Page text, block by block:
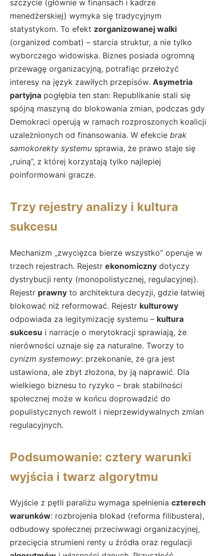
szczycie (głównie w finansach i kadrze
menedżerskiej) wymyka się tradycyjnym
statystykom. To efekt zorganizowanej walki
(organized combat) – starcia struktur, a nie tylko
wyborczego widowiska. Biznes posiada ogromną
przewagę organizacyjną, potrafiąc przełożyć
interesy na język zawiłych przepisów. Asymetria
partyjna pogłębia ten stan: Republikanie stali się
spójną maszyną do blokowania zmian, podczas gdy
Demokraci operują w ramach rozproszonych koalicji
uzależnionych od finansowania. W efekcie brak
samokorekty systemu sprawia, że prawo staje się
„ruiną”, z której korzystają tylko najlepiej
poinformowani gracze.
Trzy rejestry analizy i kultura
sukcesu
Mechanizm „zwycięzca bierze wszystko” operuje w
trzech rejestrach. Rejestr ekonomiczny dotyczy
dystrybucji renty (monopolistycznej, regulacyjnej).
Rejestr prawny to architektura decyzji, gdzie łatwiej
blokować niż reformować. Rejestr kulturowy
odpowiada za legitymizację systemu – kultura
sukcesu i narracje o merytokracji sprawiają, że
nierówności uznaje się za naturalne. Tworzy to
cynizm systemowy: przekonanie, że gra jest
ustawiona, ale zbyt złożona, by ją naprawić. Dla
wielkiego biznesu to ryzyko – brak stabilności
społecznej może w końcu doprowadzić do
populistycznych rewolt i nieprzewidywalnych zmian
regulacyjnych.
Podsumowanie: cztery warunki
wyjścia i twarz algorytmu
Wyjście z pętli paraliżu wymaga spełnienia czterech
warunków: rozbrojenia blokad (reforma filibustera),
odbudowy społecznej przeciwwagi organizacyjnej,
przecięcia strumieni renty u źródła oraz regulacji